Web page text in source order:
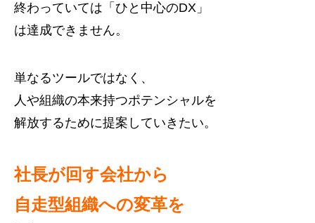
終わっていては「ひと中心のDX」
は達成できません。
単なるツールではなく、
人や組織の本来持つポテンシャルを
解放するために提案していきたい。
社長が回す会社から
自走型組織への変革を